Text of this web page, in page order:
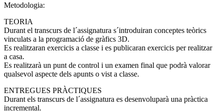
Metodologia:
TEORIA
Durant el transcurs de l´assignatura s´introduiran conceptes teòrics
vinculats a la programació de gràfics 3D.
Es realitzaran exercicis a classe i es publicaran exercicis per realitzar
a casa.
Es realitzarà un punt de control i un examen final que podrà valorar
qualsevol aspecte dels apunts o vist a classe.
ENTREGUES PRÀCTIQUES
Durant els transcurs de l´assignatura es desenvoluparà una pràctica
incremental.